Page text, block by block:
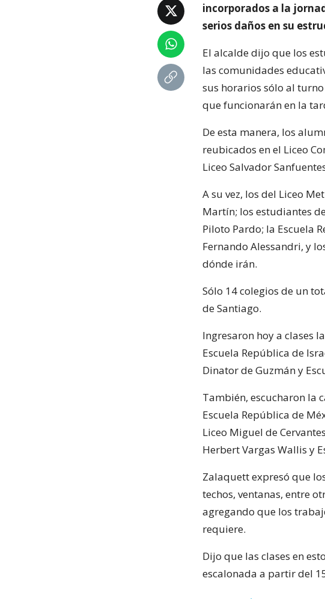
incorporados a la
serios daños en su
El alcalde dijo que los
las comunidades
sus horarios sólo al
que funcionarán en la
De esta manera, los
reubicados en el Liceo
Liceo Salvador
A su vez, los del Liceo
Martín; los estudiantes
Piloto Pardo; la Escuela
Fernando Alessandri, y
dónde irán.
Sólo 14 colegios de un
de Santiago.
Ingresaron hoy a clases
Escuela República de
Dinator de Guzmán y
También, escucharon la
Escuela República de
Liceo Miguel de
Herbert Vargas Wallis y
Zalaquett expresó que
techos, ventanas, entre
agregando que los
requiere.
Dijo que las clases en
escalonada a partir del